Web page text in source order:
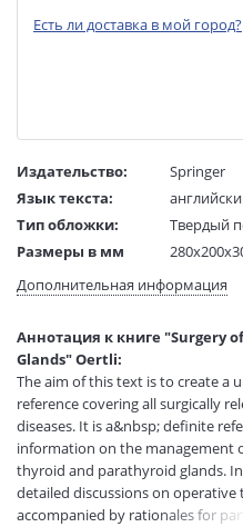
Есть ли доставка в мой город?
Издательство:
Springer
Язык текста:
Тип обложки:
Твердый
Размеры в мм
Вес:
2 гр.
Код товара:
50030577
Артикул:
11153966
ISBN:
В продаже с:
08.04.2021
Дополнительная информация
Аннотация к книге "Surgery
Glands" Oertli:
The aim of this text is to create a
reference covering all surgically
diseases. It is a&nbsp; definite
information on the management
thyroid and parathyroid glands.
detailed discussions on
accompanied by rationales for